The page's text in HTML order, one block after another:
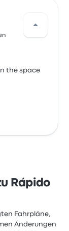
the space
Rápido
Fahrpläne,
Änderungen